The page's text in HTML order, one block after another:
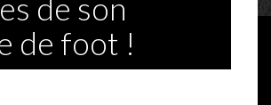
de foot !